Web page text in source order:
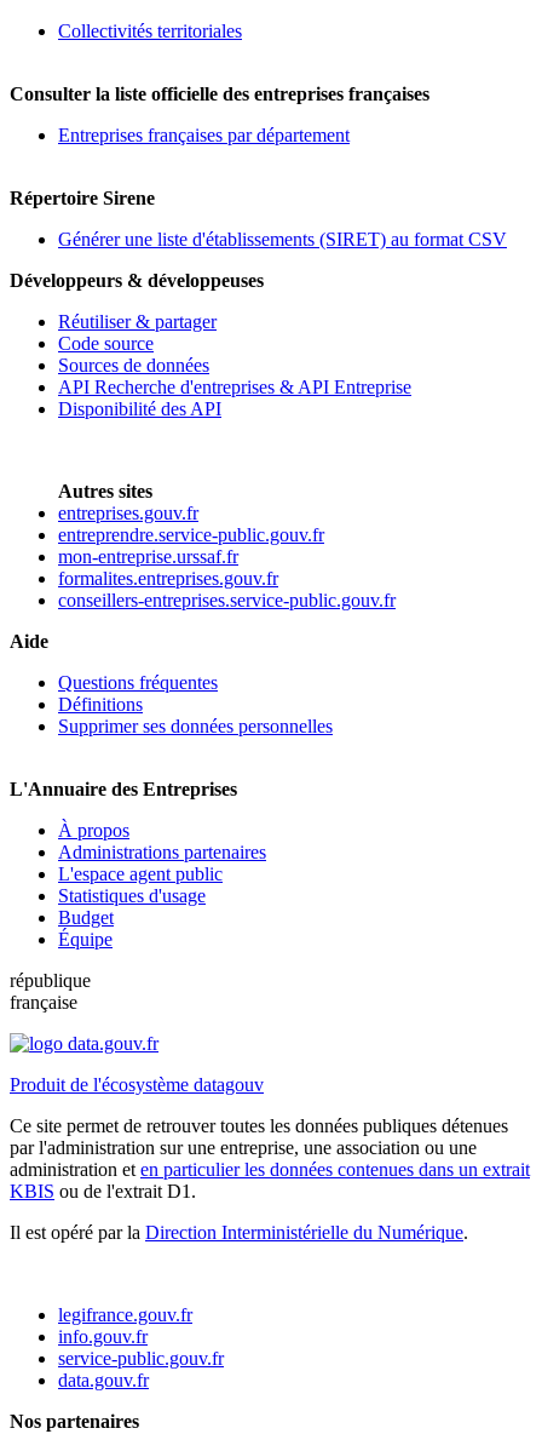
Collectivités territoriales
Consulter la liste officielle des entreprises françaises
Entreprises françaises par département
Répertoire Sirene
Générer une liste d'établissements (SIRET) au format CSV
Développeurs & développeuses
Réutiliser & partager
Code source
Sources de données
API Recherche d'entreprises & API Entreprise
Disponibilité des API
Autres sites
entreprises.gouv.fr
entreprendre.service-public.gouv.fr
mon-entreprise.urssaf.fr
formalites.entreprises.gouv.fr
conseillers-entreprises.service-public.gouv.fr
Aide
Questions fréquentes
Définitions
Supprimer ses données personnelles
L'Annuaire des Entreprises
À propos
Administrations partenaires
L'espace agent public
Statistiques d'usage
Budget
Équipe
république
française
Produit de l'écosystème datagouv
Ce site permet de retrouver toutes les données publiques détenues
par l'administration sur une entreprise, une association ou une
administration et en particulier les données contenues dans un extrait
KBIS ou de l'extrait D1.
Il est opéré par la Direction Interministérielle du Numérique.
legifrance.gouv.fr
info.gouv.fr
service-public.gouv.fr
data.gouv.fr
Nos partenaires